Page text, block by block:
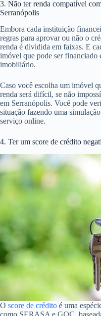
3. Não ter renda compatível
Serranópolis
Embora cada instituição
regras para aprovar ou não o
renda é dividida em faixas. E
imóvel que pode ser financiado
imobiliário.
Caso você escolha um imóvel
renda será difícil, se não
em Serranópolis. Você pode
situação fazendo uma
serviço online.
4. Ter um score de crédito
O score de crédito é uma